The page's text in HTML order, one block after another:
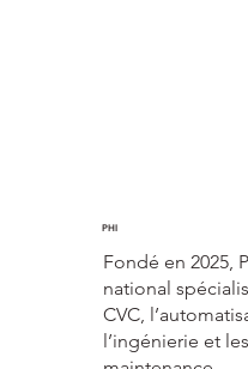
PHI
Fondé en 2025,
national
CVC,
l’ingénierie et